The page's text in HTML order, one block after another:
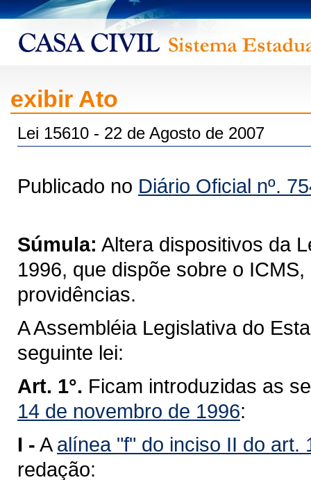
exibir Ato
Lei 15610 - 22 de Agosto de 2007
Publicado no Diário Oficial nº.
Súmula: Altera dispositivos da
1996, que dispõe sobre o
providências.
A Assembléia Legislativa do
seguinte lei:
Art. 1°. Ficam introduzidas as
14 de novembro de 1996:
I - A alínea "f" do inciso II do art.
redação: